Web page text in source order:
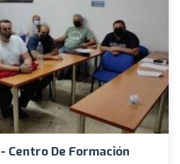
Centro De Formación